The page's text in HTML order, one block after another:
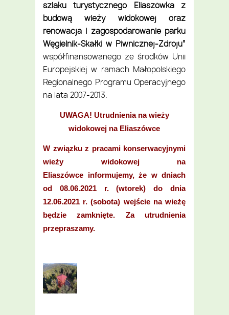
szlaku turystycznego Eliaszówka z
budową wieży widokowej oraz
renowacja i zagospodarowanie parku
Węgielnik-Skałki w Piwnicznej-Zdroju”
współfinansowanego ze środków Unii
Europejskiej w ramach Małopolskiego
Regionalnego Programu Operacyjnego
na lata 2007-2013.
UWAGA! Utrudnienia na wieży
widokowej na Eliaszówce
W związku z pracami konserwacyjnymi
wieży widokowej na
Eliaszówce informujemy, że w dniach
od 08.06.2021 r. (wtorek) do dnia
12.06.2021 r. (sobota) wejście na wieżę
będzie zamknięte. Za utrudnienia
przepraszamy.